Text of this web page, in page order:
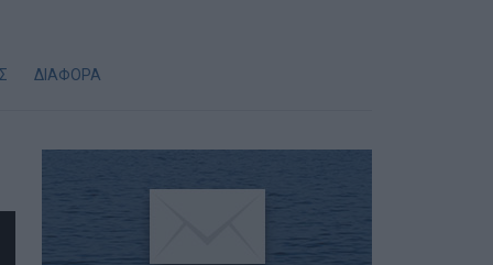
ΔΙΑΦΟΡΑ